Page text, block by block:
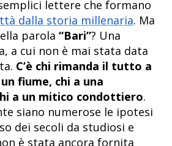
lettere che formano
dalla storia millenaria. Ma
parola “Bari”? Una
a cui non è mai stata data
C’è chi rimanda il tutto a
fiume, chi a una
a un mitico condottiero.
siano numerose le ipotesi
dei secoli da studiosi e
è stata ancora fornita